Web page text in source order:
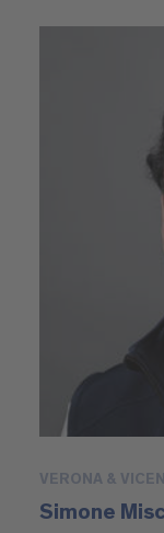
VERONA &
Simone